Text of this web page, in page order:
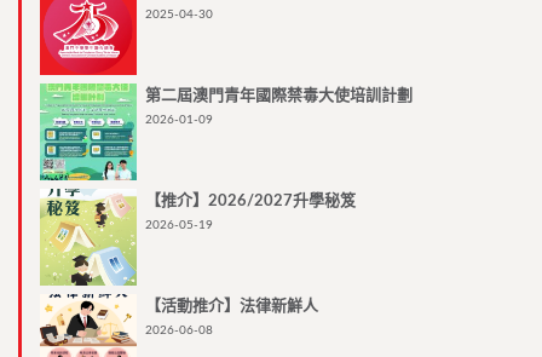
2025-04-30
第二屆澳門青年國際禁毒大使培訓計劃
2026-01-09
【推介】2026/2027升學秘笈
2026-05-19
【活動推介】法律新鮮人
2026-06-08